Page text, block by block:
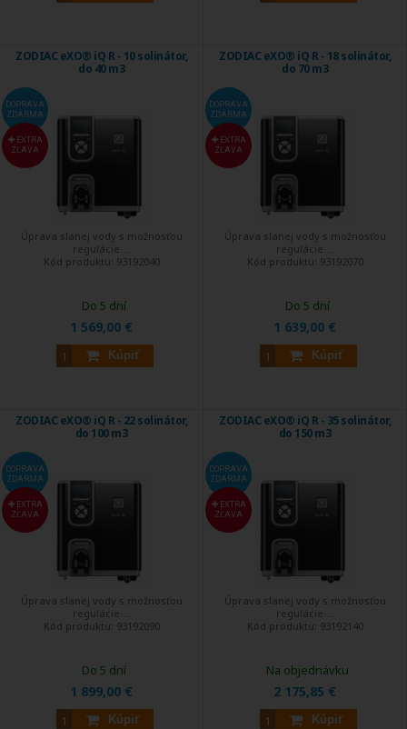
ZODIAC eXO® iQ R - 10 solinátor,
do 40 m3
DOPRAVA
ZDARMA
EXTRA
ZĽAVA
Úprava slanej vody s možnosťou
regulácie ...
Kód produktu: 93192040
1 569,00 €
Kúpiť
Do 5 dní
ZODIAC eXO® iQ R - 18 solinátor,
do 70 m3
DOPRAVA
ZDARMA
EXTRA
ZĽAVA
Úprava slanej vody s možnosťou
regulácie ...
Kód produktu: 93192070
1 639,00 €
Kúpiť
Do 5 dní
ZODIAC eXO® iQ R - 22 solinátor,
do 100 m3
DOPRAVA
ZDARMA
EXTRA
ZĽAVA
Úprava slanej vody s možnosťou
regulácie ...
Kód produktu: 93192090
1 899,00 €
Kúpiť
Do 5 dní
ZODIAC eXO® iQ R - 35 solinátor,
do 150 m3
DOPRAVA
ZDARMA
EXTRA
ZĽAVA
Úprava slanej vody s možnosťou
regulácie ...
Kód produktu: 93192140
2 175,85 €
Kúpiť
Na objednávku